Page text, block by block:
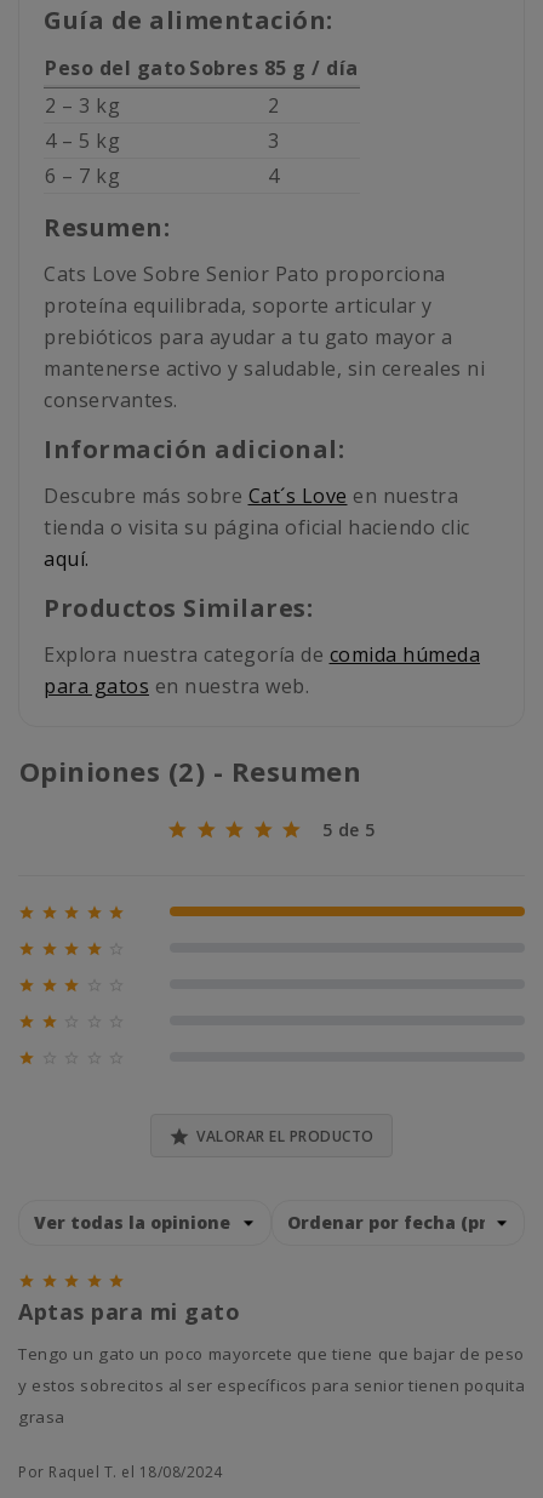
Guía de alimentación:
Peso del gatoSobres 85 g / día
2 – 3 kg
2
4 – 5 kg
3
6 – 7 kg
4
Resumen:
Cats Love Sobre Senior Pato proporciona
proteína equilibrada, soporte articular y
prebióticos para ayudar a tu gato mayor a
mantenerse activo y saludable, sin cereales ni
conservantes.
Información adicional:
Descubre más sobre Cat´s Love en nuestra
tienda o visita su página oficial haciendo clic
aquí.
Productos Similares:
Explora nuestra categoría de comida húmeda
para gatos en nuestra web.
Opiniones (2) - Resumen
5 de 5
     100% (2)
   
  
 

 VALORAR EL PRODUCTO
    
Aptas para mi gato
Tengo un gato un poco mayorcete que tiene que bajar de peso
y estos sobrecitos al ser específicos para senior tienen poquita
grasa
Por Raquel T. el 18/08/2024